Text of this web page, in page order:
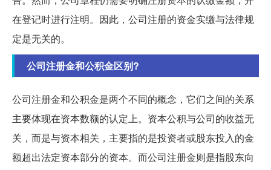
在登记时进行注明。因此，公司注册的资金实缴与法律规
定是无关的。
公司注册金和公积金区别?
公司注册金和公积金是两个不同的概念，它们之间的关系
主要体现在资本数额的认定上。资本公积与公司的收益无
关，而是与资本相关，主要指的是投资者或股东投入的金
额超出法定资本部分的资本。而公司注册金则是指股东向